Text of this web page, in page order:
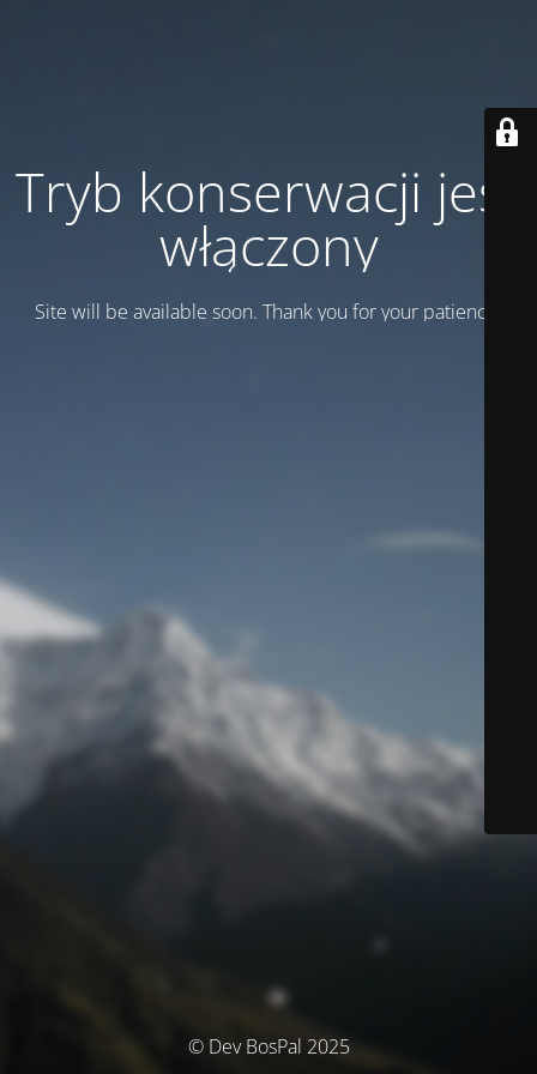
Tryb konserwacji jest
włączony
Site will be available soon. Thank you for your patience!
© Dev BosPal 2025